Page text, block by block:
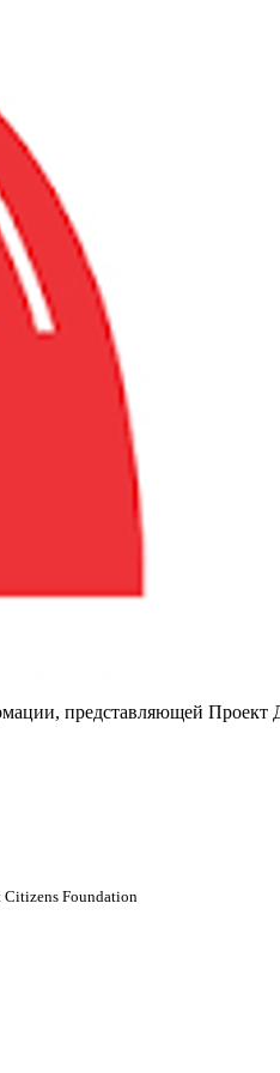
представляющей
Citizens Foundation